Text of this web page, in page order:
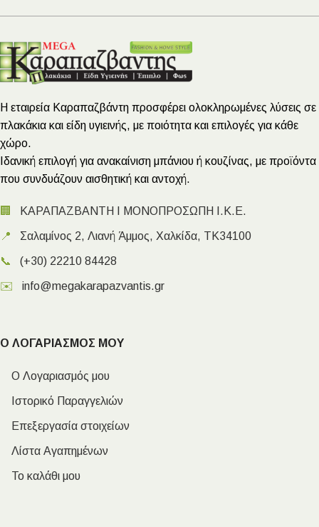
Η εταιρεία Καραπαζβάντη προσφέρει ολοκληρωμένες λύσεις σε
πλακάκια και είδη υγιεινής, με ποιότητα και επιλογές για κάθε
χώρο.
Ιδανική επιλογή για ανακαίνιση μπάνιου ή κουζίνας, με προϊόντα
που συνδυάζουν αισθητική και αντοχή.
🏢 ΚΑΡΑΠΑΖΒΑΝΤΗ Ι ΜΟΝΟΠΡΟΣΩΠΗ Ι.Κ.Ε.
📍 Σαλαμίνος 2, Λιανή Άμμος, Χαλκίδα, ΤΚ34100
📞 (+30) 22210 84428
✉️ info@megakarapazvantis.gr
Ο ΛΟΓΑΡΙΑΣΜΟΣ ΜΟΥ
Ο Λογαριασμός μου
Ιστορικό Παραγγελιών
Επεξεργασία στοιχείων
Λίστα Αγαπημένων
Το καλάθι μου